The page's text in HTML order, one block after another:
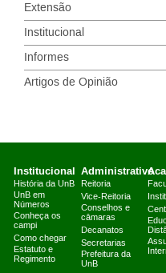
Extensão
Institucional
Informes
Artigos de Opinião
Institucional
História da UnB
UnB em
Números
Conheça os
campi
Como chegar
Estatuto e
Regimento
Administrativo
Reitoria
Vice-Reitoria
Conselhos e
câmaras
Decanatos
Secretarias
Prefeitura da
UnB